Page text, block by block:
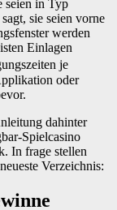
seien in Typ
sie seien vorne
werden
Einlagen
je
oder
dahinter
Spielcasino
In frage stellen
Verzeichnis: